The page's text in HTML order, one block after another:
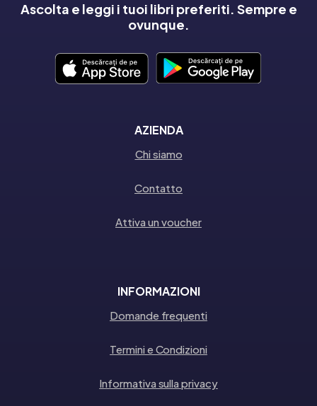
Ascolta e leggi i tuoi libri preferiti. Sempre e
ovunque.
AZIENDA
Chi siamo
Contatto
Attiva un voucher
INFORMAZIONI
Domande frequenti
Termini e Condizioni
Informativa sulla privacy